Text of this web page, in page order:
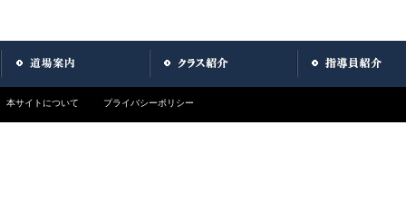
本サイトについて プライバシーポリシー